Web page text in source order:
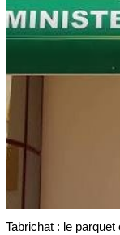
Tabrichat : le